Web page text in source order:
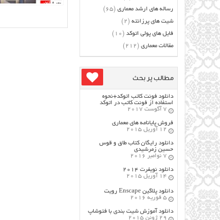
رساله های ارشد معماری (65)
شیت های پرزانته (2)
فایل های پولی اتوکد (10)
مقالات معماری (212)
مطالب پر بحث
دانلود فونت کاتب اتوکد+نحوه
استفاده از فونت کاتب در اتوکد
7 آگوست 2017
فروش پایانامه های معماری
12 آوریل 2015
دانلود رایگان کتاب طاق و قوس
حسین زمرشیدی
7 نوامبر 2016
دانلود نویفرت ۲۰۱۴
14 آوریل 2015
دانلود پلاگین Enscape رویت
5 فوریه 2016
دانلود آموزش شیت بندی با فتوشاپ
29 ژوئن 2015